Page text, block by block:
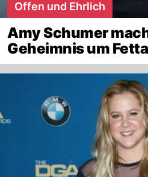
Offen und Ehrlich
Amy Schumer
Geheimnis um